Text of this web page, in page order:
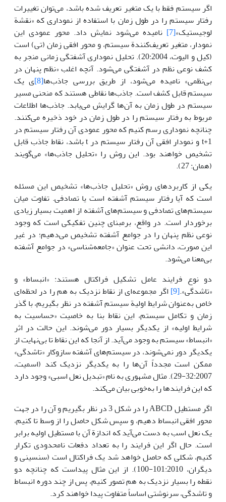
اگر سیستم فقط با یک متغیر تعریف شده باشد، می‌توان تغییرات
رفتار سیستم را در طول زمان با استفاده از نموداری که «نقشة
لوجیستیک»[7]
نامیده می‌شود نمایش داد. محور عمودی این
نمودار، متغیر تعریف‌کنندة سیستم، و محور افقی زمان (تی) است
(کیل و الیوت، 20:2004). تحلیل نموداری آشفتگی زمانی منجر به
کشف نوعی نظم در آشفتگی می‌شود. آنچه اغلب «نظم پنهان در
بی‌نظمی» نامیده می‌شود، از طریق بررسی جاذب‌ها[8] ی یک
سیستم قابل کشف است. جاذب‌ها نقاطی هستند که منحنی مسیر
سیستم در طول زمان به آن‌ها گرایش می‌یابد. جاذب‌ها اطلاعات
مربوط به رفتار سیستم را در طول زمان در خود ذخیره‌ می‌کنند.
چنانچه نموداری رسم کنیم که محور عمودی آن رفتار سیستم در
t+1 و نمودار افقی آن رفتار سیستم در t باشد، نقاط جاذب قابل
تشخیص خواهند بود. این روش را «تحلیل جاذب‌ها» می‌گویند
(همان: 27).
یکی از کاربردهای روش «تحلیل جاذب‌ها» تشخیص این مسئله
است که آیا رفتار سیستم آشفته است یا تصادفی. تفاوت میان
سیستم‌های تصادفی و سیستم‌های آشفته از اهمیت بسیار زیادی
برخوردار است. در واقع، برمبنای چنین تفکیکی است که وجود
نوعی نظم پنهان را در جوامع آشفته تشخیص می‌دهیم؛ در غیر
این صورت، دانشی تحت عنوان «جامعه‌شناسی» در جوامع آشفته
بی‌معنا می‌شود.
دو نوع فرایند عامل تشکیل فراکتال هستند: «انبساط» و
«تاشدگی».[9] اگر مجموعه‌ای از نقاط نزدیک به هم را در لحظه‌ای
خاص به‌عنوان شرایط اولیة‌ سیستم آشفته در نظر بگیریم، با گذر
زمان و تکامل سیستم، این نقاط بنا به خاصیت «حساسیت به
شرایط اولیه» از یکدیگر بسیار دور می‌شوند. این حالت در اثر
«انبساط» سیستم به وجود می‌آید. از آنجا که این نقاط تا بی‌نهایت از
یکدیگر دور نمی‌شوند، در سیستم‌های آشفته سازوکار «تاشدگی»
ممکن است مجدداً آن‌ها را به یکدیگر نزدیک کند (اسمیت،
32:2007-29). مثال مشهوری به نام «تبدیل نعل اسبی» وجود دارد
که این فرایندها را به‌خوبی بیان می‌کند.
اگر مستطیل ABCD را در شکل 3 در نظر بگیریم و آن را در جهت
محور افقی انبساط دهیم، و سپس شکل حاصل را از وسط تا کنیم،
یک نعل اسب به دست می‌آید که اندازة آن با مستطیل اولیه برابر
است. حال اگر این فرایند را به تعداد دفعات نامحدودی تکرار
کنیم، شکلی که حاصل خواهد شد یک فراکتال است (سنسینی و
دیگران، 101:2010-100). از این مثال پیداست که چنانچه دو
نقطه را بسیار نزدیک به هم تصور کنیم، پس از چند دوره انبساط
و تاشدگی، سرنوشتی اساساً متفاوت پیدا خواهند کرد.